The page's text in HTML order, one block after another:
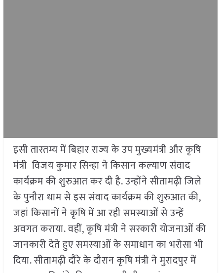
इसी तारतम्य में बिहार राज्य के उप मुख्यमंत्री और कृषि
मंत्री विजय कुमार सिन्हा ने किसान कल्याण संवाद
कार्यक्रम की शुरुआत कर दी है. उन्होंने सीतामढ़ी जिले
के पुनौरा धाम से इस संवाद कार्यक्रम की शुरुआत की,
जहां किसानों ने कृषि में आ रही समस्याओं से उन्हें
अवगत कराया. वहीं, कृषि मंत्री ने सरकारी योजनाओं की
जानकारी देते हुए समस्याओं के समाधान का भरोसा भी
दिया. सीतामढ़ी दौरे के दौरान कृषि मंत्री ने मुरादपुर में